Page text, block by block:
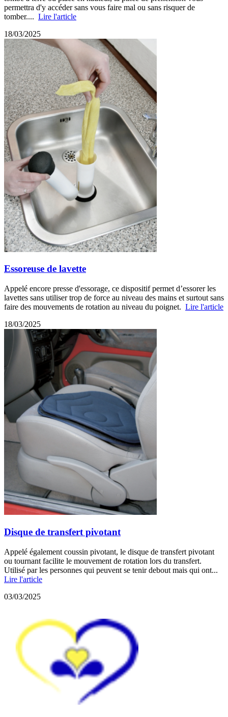
permettra d'y accéder sans vous faire mal ou sans risquer de
tomber.... Lire l'article
18/03/2025
Essoreuse de lavette
Appelé encore presse d'essorage, ce dispositif permet d’essorer les
lavettes sans utiliser trop de force au niveau des mains et surtout sans
faire des mouvements de rotation au niveau du poignet. Lire l'article
18/03/2025
Disque de transfert pivotant
Appelé également coussin pivotant, le disque de transfert pivotant
ou tournant facilite le mouvement de rotation lors du transfert.
Utilisé par les personnes qui peuvent se tenir debout mais qui ont...
Lire l'article
03/03/2025